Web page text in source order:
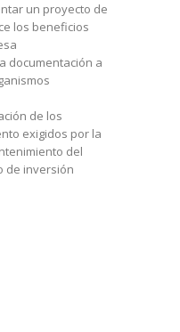
un proyecto de
los beneficios
documentación a
de los
exigidos por la
del
de inversión